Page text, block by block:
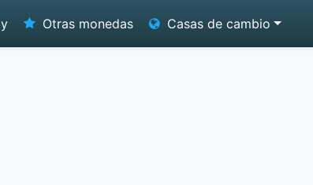
Otras monedas Casas de cambio